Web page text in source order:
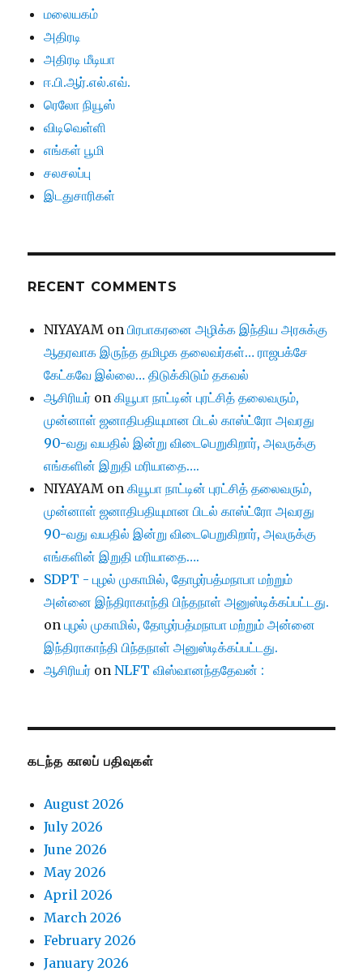
மலையகம்
அதிரடி
அதிரடி மீடியா
ஈ.பி.ஆர்.எல்.எவ்.
ரெலோ நியூஸ்
விடிவெள்ளி
எங்கள் பூமி
சலசலப்பு
இடதுசாரிகள்
RECENT COMMENTS
NIYAYAM onபிரபாகரனை அழிக்க இந்திய அரசுக்கு
ஆதரவாக இருந்த தமிழக தலைவர்கள்… ராஜபக்சே
கேட்கவே இல்லை… திடுக்கிடும் தகவல்
ஆசிரியர் onகியூபா நாட்டின் புரட்சித் தலைவரும்,
முன்னாள் ஜனாதிபதியுமான பிடல் காஸ்ட்ரோ அவரது
90-வது வயதில் இன்று விடைபெறுகிறார், அவருக்கு
எங்களின் இறுதி மரியாதை….
NIYAYAM onகியூபா நாட்டின் புரட்சித் தலைவரும்,
முன்னாள் ஜனாதிபதியுமான பிடல் காஸ்ட்ரோ அவரது
90-வது வயதில் இன்று விடைபெறுகிறார், அவருக்கு
எங்களின் இறுதி மரியாதை….
SDPT - புழல் முகாமில், தோழர்பத்மநாபா மற்றும்
அன்னை இந்திராகாந்தி பிந்தநாள் அனுஸ்டிக்கப்பட்டது.
onபுழல் முகாமில், தோழர்பத்மநாபா மற்றும் அன்னை
இந்திராகாந்தி பிந்தநாள் அனுஸ்டிக்கப்பட்டது.
ஆசிரியர் onNLFT விஸ்வானந்ததேவன் :
கடந்த காலப் பதிவுகள்
August 2026
July 2026
June 2026
May 2026
April 2026
March 2026
February 2026
January 2026